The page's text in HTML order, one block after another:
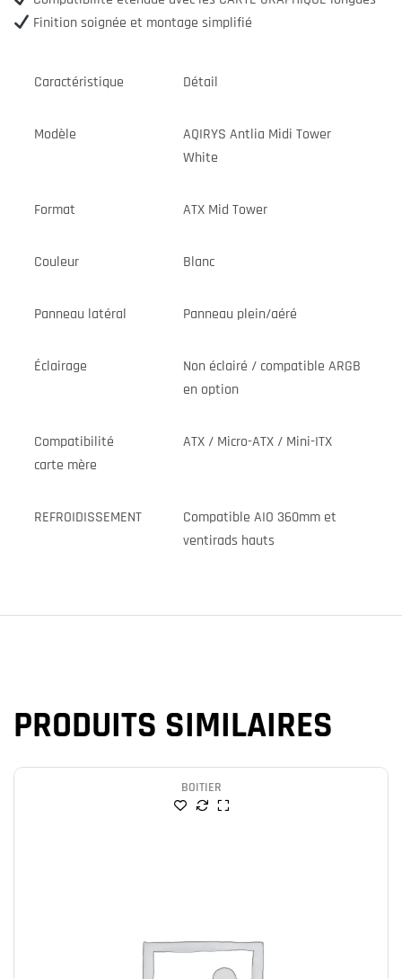
Finition soignée et montage simplifié
Caractéristique Détail
Modèle
AQIRYS Antlia Midi Tower
White
Format ATX Mid Tower
Couleur Blanc
Panneau latéral Panneau plein/aéré
Éclairage
Non éclairé / compatible ARGB
en option
Compatibilité
carte mère
ATX / Micro-ATX / Mini-ITX
REFROIDISSEMENT
Compatible AIO 360mm et
ventirads hauts
PRODUITS SIMILAIRES
BOITIER